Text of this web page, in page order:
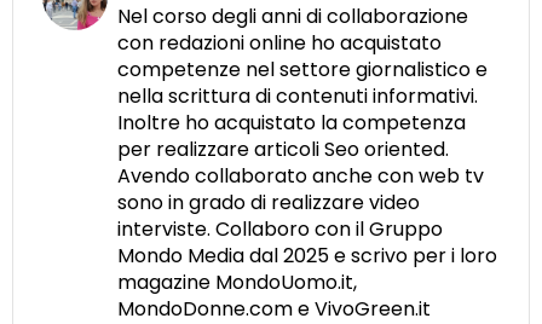
Nel corso degli anni di collaborazione
con redazioni online ho acquistato
competenze nel settore giornalistico e
nella scrittura di contenuti informativi.
Inoltre ho acquistato la competenza
per realizzare articoli Seo oriented.
Avendo collaborato anche con web tv
sono in grado di realizzare video
interviste. Collaboro con il Gruppo
Mondo Media dal 2025 e scrivo per i loro
magazine MondoUomo.it,
MondoDonne.com e VivoGreen.it